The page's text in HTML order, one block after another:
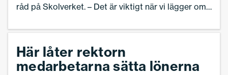
råd på Skolverket. – Det är viktigt när vi lägger om
Skolverket tar fram vilar på vetenskaplig grund,
Nyheter.
Här låter rektorn
medarbetarna sätta lönerna